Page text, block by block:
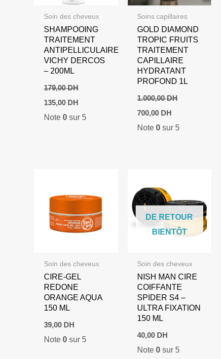
Soin des cheveux
SHAMPOOING
TRAITEMENT
ANTIPELLICULAIRE
VICHY DERCOS
– 200ML
179,00DH
Le
prix
initial
135,00 DHLe
actuel
Note 0sur 5
Soins capillaires
GOLD DIAMOND
TROPIC FRUITS
TRAITEMENT
CAPILLAIRE
HYDRATANT
PROFOND 1L
1.000,00DH
Le
prix
initial
700,00 DH
actuel
Note0 sur 5
Soin des cheveux
CIRE-GEL
REDONE
ORANGE AQUA
150 ML
39,00 DH
Note 0sur 5
DE RETOUR
BIENTÔT
Soin des cheveux
NISH MAN CIRE
COIFFANTE
SPIDER S4 –
ULTRA FIXATION
150 ML
40,00 DH
Note0 sur 5